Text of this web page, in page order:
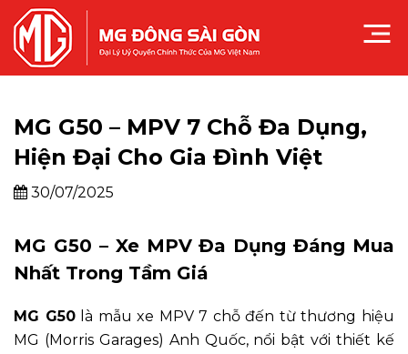
MG G50 – MPV 7 Chỗ Đa Dụng,
Hiện Đại Cho Gia Đình Việt
30/07/2025
MG G50 – Xe MPV Đa Dụng Đáng Mua
Nhất Trong Tầm Giá
MG G50là mẫu xe MPV 7 chỗ đến từ thương hiệu
MG (Morris Garages) Anh Quốc, nổi bật với thiết kế